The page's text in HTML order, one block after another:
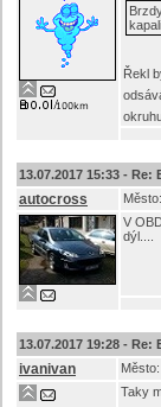
Řekl
13.07.2017 15:33 - Re:
autocross Město:
V
dýl....
13.07.2017 19:28 - Re:
ivanivan Město:
Taky